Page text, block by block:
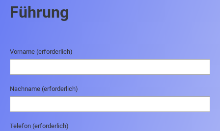
Führung
Vorname (erforderlich)
Nachname (erforderlich)
Telefon (erforderlich)